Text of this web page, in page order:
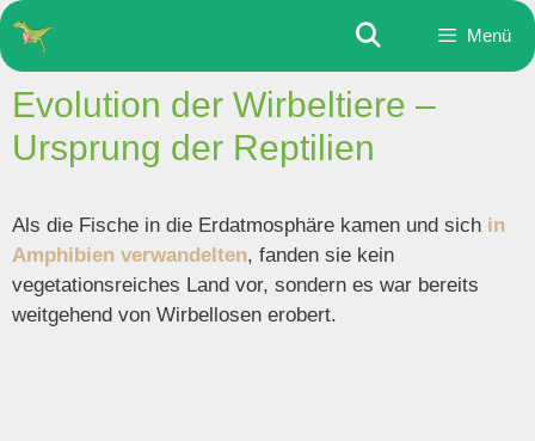
Zum
Inhalt
springen
Menü
Evolution der Wirbeltiere –
Ursprung der Reptilien
Als die Fische in die Erdatmosphäre kamen und sich in
Amphibien verwandelten, fanden sie kein
vegetationsreiches Land vor, sondern es war bereits
weitgehend von Wirbellosen erobert.